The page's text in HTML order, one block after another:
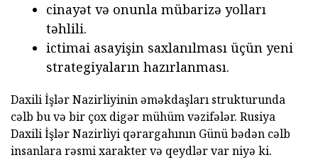
cinayət və onunla mübarizə yolları
təhlili.
ictimai asayişin saxlanılması üçün yeni
strategiyaların hazırlanması.
Daxili İşlər Nazirliyinin əməkdaşları strukturunda
cəlb bu və bir çox digər mühüm vəzifələr. Rusiya
Daxili İşlər Nazirliyi qərargahının Günü bədən cəlb
insanlara rəsmi xarakter və qeydlər var niyə ki.